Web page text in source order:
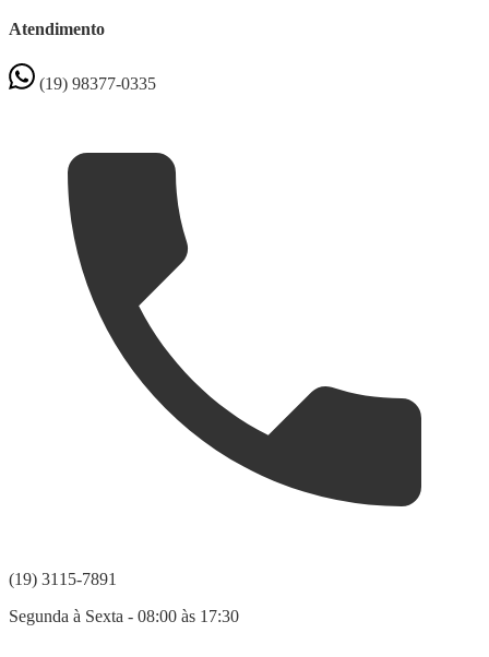
Atendimento
(19) 98377-0335
(19) 3115-7891
Segunda à Sexta - 08:00 às 17:30